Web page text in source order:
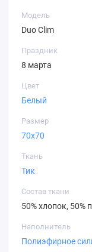
Модель
Duo Clim
Праздник
8 марта
Цвет
Белый
Размер
70х70
Ткань
Тик
Состав ткани
50% хлопок, 50%
Наполнитель
Полиэфирное